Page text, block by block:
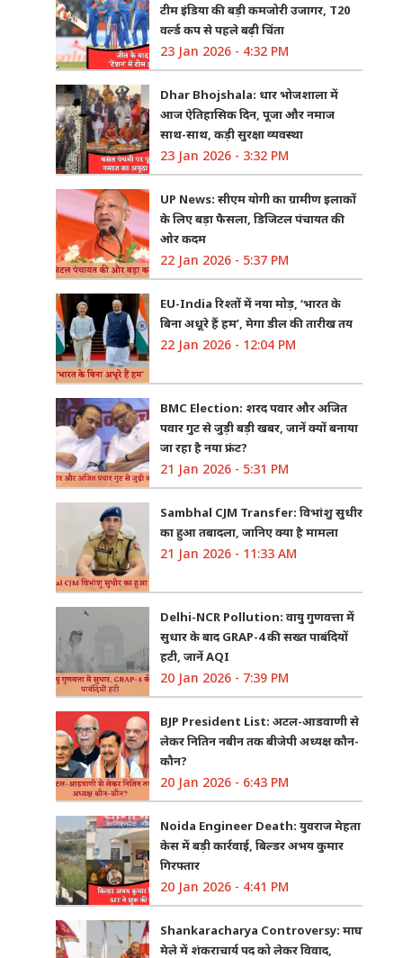
टीम इंडिया की बड़ी कमजोरी उजागर, T20
वर्ल्ड कप से पहले बढ़ी चिंता
23 Jan 2026 - 4:32 PM
Dhar Bhojshala: धार भोजशाला में
आज ऐतिहासिक दिन, पूजा और नमाज
साथ-साथ, कड़ी सुरक्षा व्यवस्था
23 Jan 2026 - 3:32 PM
UP News: सीएम योगी का ग्रामीण इलाकों
के लिए बड़ा फैसला, डिजिटल पंचायत की
ओर कदम
22 Jan 2026 - 5:37 PM
EU-India रिश्तों में नया मोड़, ‘भारत के
बिना अधूरे हैं हम’, मेगा डील की तारीख तय
22 Jan 2026 - 12:04 PM
BMC Election: शरद पवार और अजित
पवार गुट से जुड़ी बड़ी खबर, जानें क्यों बनाया
जा रहा है नया फ्रंट?
21 Jan 2026 - 5:31 PM
Sambhal CJM Transfer: विभांशु सुधीर
का हुआ तबादला, जानिए क्या है मामला
21 Jan 2026 - 11:33 AM
Delhi-NCR Pollution: वायु गुणवत्ता में
सुधार के बाद GRAP-4 की सख्त पाबंदियों
हटी, जानें AQI
20 Jan 2026 - 7:39 PM
BJP President List: अटल-आडवाणी से
लेकर नितिन नबीन तक बीजेपी अध्यक्ष कौन-
कौन?
20 Jan 2026 - 6:43 PM
Noida Engineer Death: युवराज मेहता
केस में बड़ी कार्रवाई, बिल्डर अभय कुमार
गिरफ्तार
20 Jan 2026 - 4:41 PM
Shankaracharya Controversy: माघ
मेले में शंकराचार्य पद को लेकर विवाद,